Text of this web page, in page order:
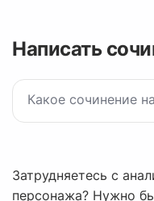
Написать
Затрудняетесь с
персонажа? Нужно